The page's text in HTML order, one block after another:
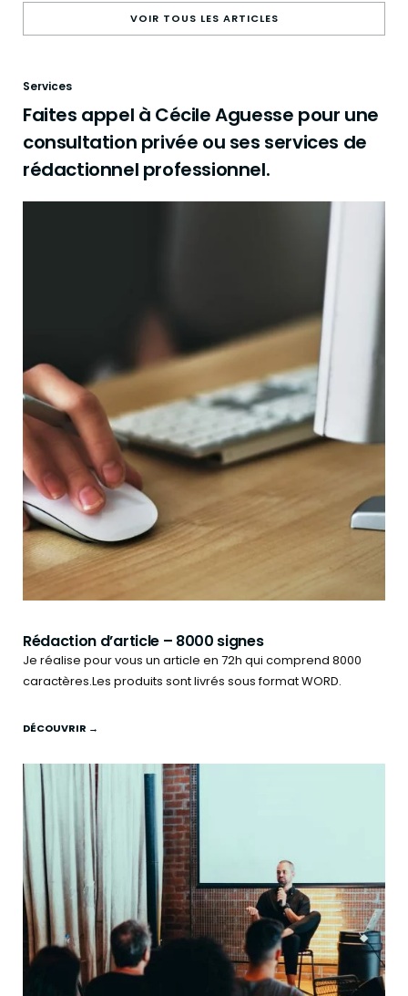
VOIR TOUS LES ARTICLES
Services
Faites appel à Cécile Aguesse pour une
consultation privée ou ses services de
rédactionnel professionnel.
Rédaction d’article – 8000 signes
Je réalise pour vous un article en 72h qui comprend 8000
caractères.Les produits sont livrés sous format WORD.
DÉCOUVRIR →